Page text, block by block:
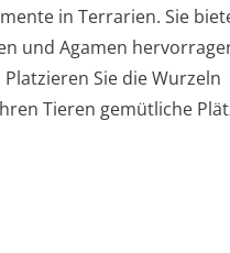
in Terrarien. Sie
und Agamen
Sie die Wurzeln
Tieren gemütliche